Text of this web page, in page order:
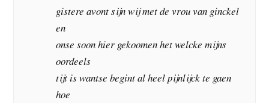
gistere avont sijn wij met de vrou van ginckel
en
onse soon hier gekoomen het welcke mijns
oordeels
tijt is wantse begint al heel pijnlijck te gaen
hoe